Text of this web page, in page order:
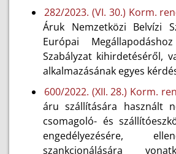
282/2023. (VI. 30.) Korm.
Áruk Nemzetközi Belvízi
Európai
Szabályzat kihirdetéséről,
alkalmazásának egyes
600/2022. (XII. 28.) Korm.
áru szállítására használt
csomagoló- és
engedélyezésére,
szankcionálására